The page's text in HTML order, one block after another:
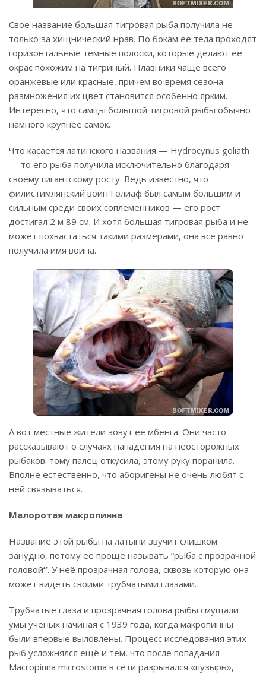
Свое название большая тигровая рыба получила не
только за хищнический нрав. По бокам ее тела проходят
горизонтальные темные полоски, которые делают ее
окрас похожим на тигриный. Плавники чаще всего
оранжевые или красные, причем во время сезона
размножения их цвет становится особенно ярким.
Интересно, что самцы большой тигровой рыбы обычно
намного крупнее самок.
Что касается латинского названия — Hydrocynus goliath
— то его рыба получила исключительно благодаря
своему гигантскому росту. Ведь известно, что
филистимлянский воин Голиаф был самым большим и
сильным среди своих соплеменников — его рост
достигал 2 м 89 см. И хотя большая тигровая рыба и не
может похвастаться такими размерами, она все равно
получила имя воина.
А вот местные жители зовут ее мбенга. Они часто
рассказывают о случаях нападения на неосторожных
рыбаков: тому палец откусила, этому руку поранила.
Вполне естественно, что аборигены не очень любят с
ней связываться.
Малоротая макропинна
Название этой рыбы на латыни звучит слишком
занудно, потому её проще называть “рыба с прозрачной
головой”. У неё прозрачная голова, сквозь которую она
может видеть своими трубчатыми глазами.
Трубчатые глаза и прозрачная голова рыбы смущали
умы учёных начиная с 1939 года, когда макропинны
были впервые выловлены. Процесс исследования этих
рыб усложнялся ещё и тем, что после попадания
Macropinna microstoma в сети разрывался «пузырь»,